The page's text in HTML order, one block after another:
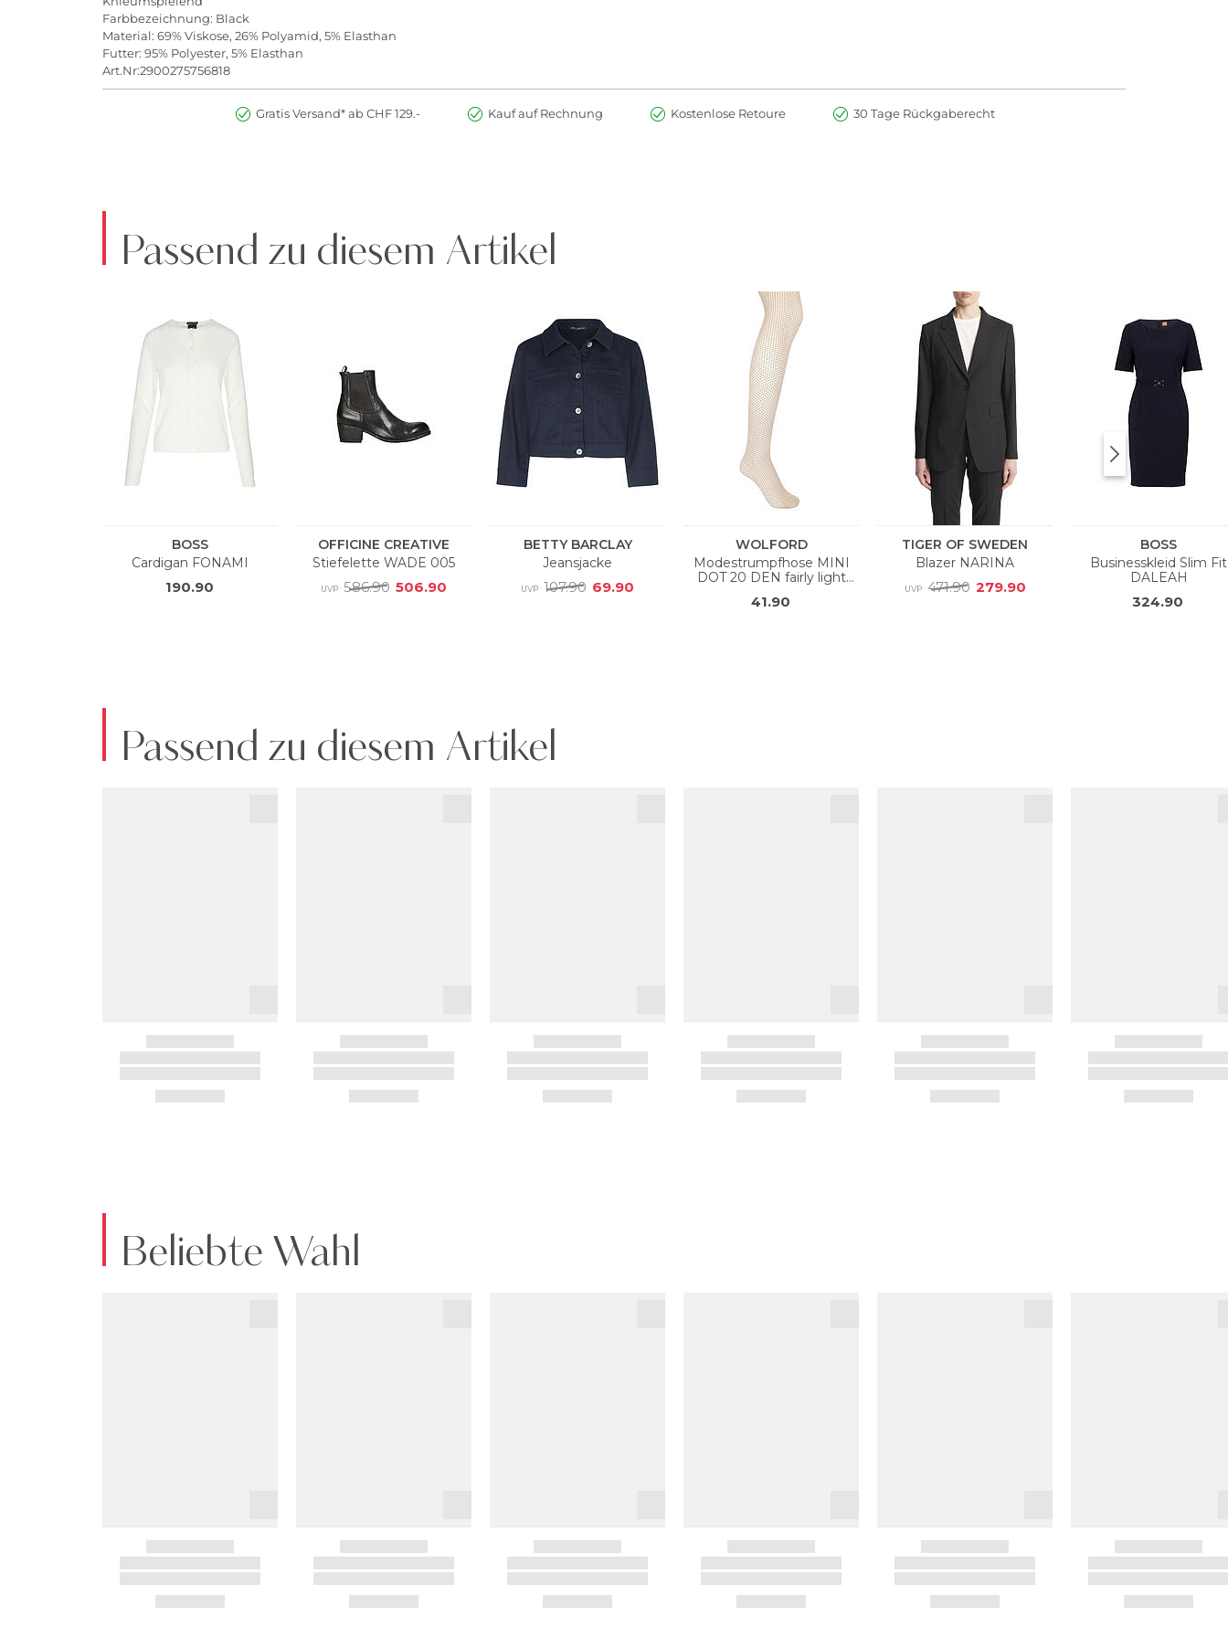
Farbbezeichnung: Black
Material: 69% Viskose, 26% Polyamid, 5% Elasthan
Futter: 95% Polyester, 5% Elasthan
Art.Nr:2900275756818
Gratis Versand* ab CHF 129.- Kauf auf Rechnung Kostenlose Retoure 30 Tage Rückgaberecht
Passend zu diesem Artikel
Passend zu diesem Artikel
Beliebte Wahl